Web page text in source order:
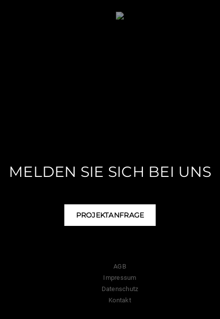
MELDEN SIE SICH BEI UNS
PROJEKTANFRAGE
AGB
Impressum
Datenschutz
Kontakt